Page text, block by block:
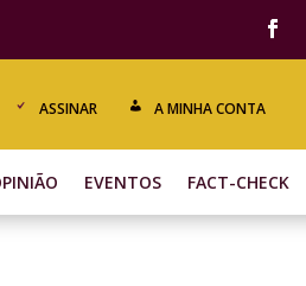
ASSINAR A MINHA CONTA
EVENTOS FACT-CHECK